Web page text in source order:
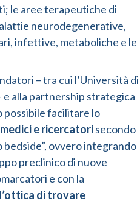
le aree terapeutiche di
neurodegenerative,
infettive, metaboliche e le
– tra cui l’Università di
e alla partnership strategica
possibile facilitare lo
e ricercatorisecondo
ovvero integrando
preclinico di nuove
e con la
di trovare